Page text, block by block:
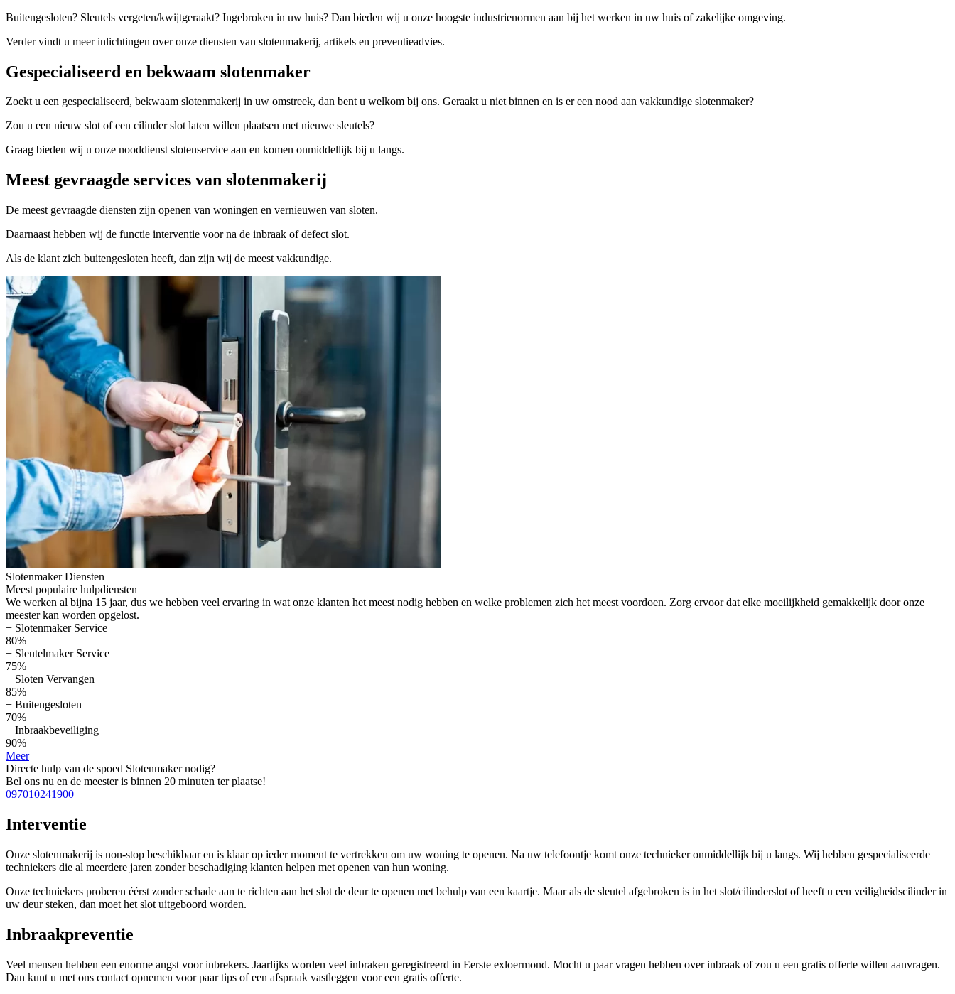
Buitengesloten? Sleutels vergeten/kwijtgeraakt? Ingebroken in uw huis? Dan bieden wij u onze hoogste industrienormen aan bij het werken in uw huis of zakelijke omgeving.
Verder vindt u meer inlichtingen over onze diensten van slotenmakerij, artikels en preventieadvies.
Gespecialiseerd en bekwaam slotenmaker
Zoekt u een gespecialiseerd, bekwaam slotenmakerij in uw omstreek, dan bent u welkom bij ons. Geraakt u niet binnen en is er een nood aan vakkundige slotenmaker?
Zou u een nieuw slot of een cilinder slot laten willen plaatsen met nieuwe sleutels?
Graag bieden wij u onze nooddienst slotenservice aan en komen onmiddellijk bij u langs.
Meest gevraagde services van slotenmakerij
De meest gevraagde diensten zijn openen van woningen en vernieuwen van sloten.
Daarnaast hebben wij de functie interventie voor na de inbraak of defect slot.
Als de klant zich buitengesloten heeft, dan zijn wij de meest vakkundige.
Slotenmaker Diensten
Meest populaire hulpdiensten
We werken al bijna 15 jaar, dus we hebben veel ervaring in wat onze klanten het meest nodig hebben en welke problemen zich het meest voordoen. Zorg ervoor dat elke moeilijkheid gemakkelijk door onze
meester kan worden opgelost.
+ Slotenmaker Service
80%
+ Sleutelmaker Service
75%
+ Sloten Vervangen
85%
+ Buitengesloten
70%
+ Inbraakbeveiliging
90%
Meer
Directe hulp van de spoed Slotenmaker nodig?
Bel ons nu en de meester is binnen 20 minuten ter plaatse!
097010241900
Interventie
Onze slotenmakerij is non-stop beschikbaar en is klaar op ieder moment te vertrekken om uw woning te openen. Na uw telefoontje komt onze technieker onmiddellijk bij u langs. Wij hebben gespecialiseerde
techniekers die al meerdere jaren zonder beschadiging klanten helpen met openen van hun woning.
Onze techniekers proberen éérst zonder schade aan te richten aan het slot de deur te openen met behulp van een kaartje. Maar als de sleutel afgebroken is in het slot/cilinderslot of heeft u een veiligheidscilinder in
uw deur steken, dan moet het slot uitgeboord worden.
Inbraakpreventie
Veel mensen hebben een enorme angst voor inbrekers. Jaarlijks worden veel inbraken geregistreerd in Eerste exloermond. Mocht u paar vragen hebben over inbraak of zou u een gratis offerte willen aanvragen.
Dan kunt u met ons contact opnemen voor paar tips of een afspraak vastleggen voor een gratis offerte.